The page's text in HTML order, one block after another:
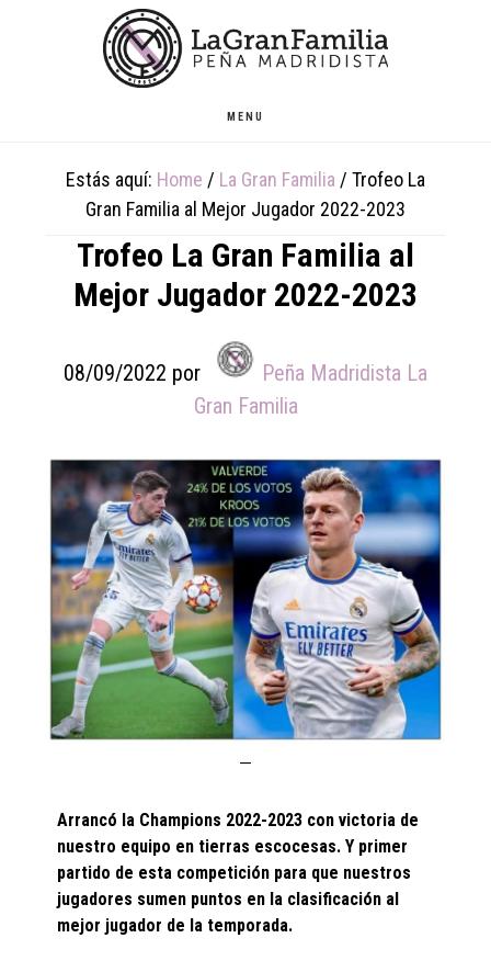
MENU
Estás aquí: Home / La Gran Familia / Trofeo La
Gran Familia al Mejor Jugador 2022-2023
Trofeo La Gran Familia al
Mejor Jugador 2022-2023
08/09/2022 por
Peña Madridista La
Gran Familia
Arrancó la Champions 2022-2023 con victoria de
nuestro equipo en tierras escocesas. Y primer
partido de esta competición para que nuestros
jugadores sumen puntos en la clasificación al
mejor jugador de la temporada.